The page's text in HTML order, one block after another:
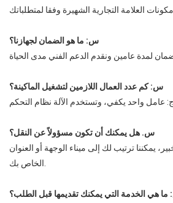
س: ما هو الضمان لجهازنا؟
س: كم عدد العمال اللازمين لتشغيل الماكينة؟
س. هل يمكنك أن تكون مسؤولاً عن النقل؟
يمكننا ترتيب لك إلى ميناء الوجهة أو العنوان
هي الخدمة التي يمكنك تقديمها قبل الطلب؟